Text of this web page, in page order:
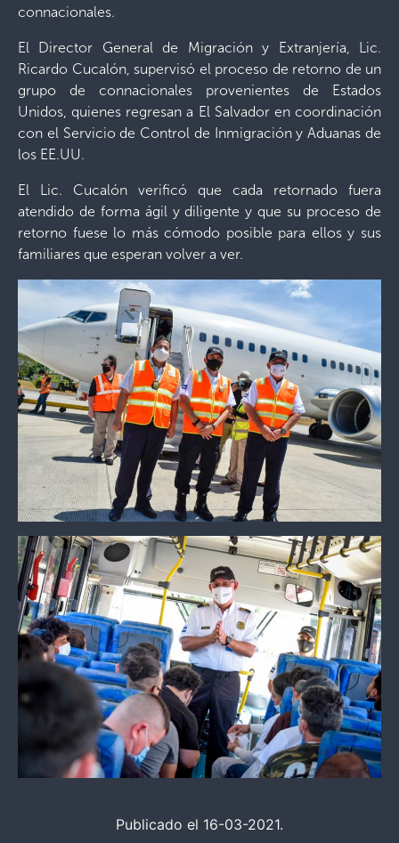
connacionales.
El Director General de Migración y Extranjería, Lic.
Ricardo Cucalón, supervisó el proceso de retorno de un
grupo de connacionales provenientes de Estados
Unidos, quienes regresan a El Salvador en coordinación
con el Servicio de Control de Inmigración y Aduanas de
los EE.UU.
El Lic. Cucalón verificó que cada retornado fuera
atendido de forma ágil y diligente y que su proceso de
retorno fuese lo más cómodo posible para ellos y sus
familiares que esperan volver a ver.
Publicado el 16-03-2021.